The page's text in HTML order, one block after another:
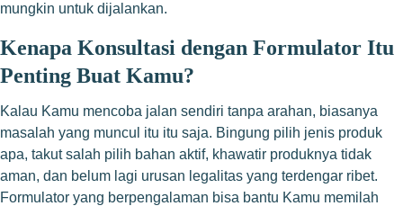
mungkin untuk dijalankan.
Kenapa Konsultasi dengan Formulator Itu
Penting Buat Kamu?
Kalau Kamu mencoba jalan sendiri tanpa arahan, biasanya
masalah yang muncul itu itu saja. Bingung pilih jenis produk
apa, takut salah pilih bahan aktif, khawatir produknya tidak
aman, dan belum lagi urusan legalitas yang terdengar ribet.
Formulator yang berpengalaman bisa bantu Kamu memilah